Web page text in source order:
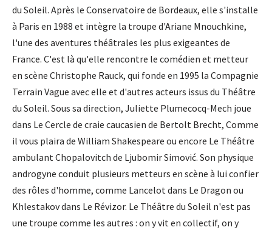
du Soleil. Après le Conservatoire de Bordeaux, elle s'installe
à Paris en 1988 et intègre la troupe d'Ariane Mnouchkine,
l'une des aventures théâtrales les plus exigeantes de
France. C'est là qu'elle rencontre le comédien et metteur
en scène Christophe Rauck, qui fonde en 1995 la Compagnie
Terrain Vague avec elle et d'autres acteurs issus du Théâtre
du Soleil. Sous sa direction, Juliette Plumecocq-Mech joue
dans Le Cercle de craie caucasien de Bertolt Brecht, Comme
il vous plaira de William Shakespeare ou encore Le Théâtre
ambulant Chopalovitch de Ljubomir Simović. Son physique
androgyne conduit plusieurs metteurs en scène à lui confier
des rôles d'homme, comme Lancelot dans Le Dragon ou
Khlestakov dans Le Révizor. Le Théâtre du Soleil n'est pas
une troupe comme les autres : on y vit en collectif, on y